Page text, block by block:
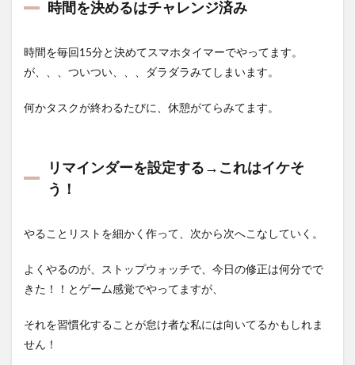
フトウ
るのは
では無
な気が
1.11
目標を
立て
かカウ
なくな
る
自制心
を鍛え
る→確
時間を決めるはチャレンジ済み
時間を毎回15分と決めてスマホタイマーでやってます。
が、、、ついつい、、、ダラダラみてしまいます。
何かタスクが終わるたびに、休憩がてらみてます。
リマインダーを設定する→これはイケそ
う！
やることリストを細かく作って、次から次へこなしていく。
よくやるのが、ストップウォッチで、今日の修正は何分でで
きた！！とゲーム感覚でやってますが、
それを習慣化することが怠け者な私には向いてるかもしれま
せん！